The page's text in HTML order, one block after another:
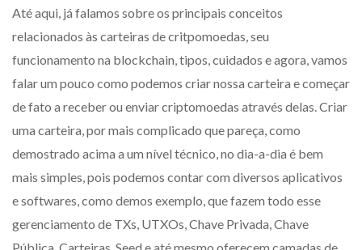
Até aqui, já falamos sobre os principais conceitos
relacionados às carteiras de critpomoedas, seu
funcionamento na blockchain, tipos, cuidados e agora, vamos
falar um pouco como podemos criar nossa carteira e começar
de fato a receber ou enviar criptomoedas através delas. Criar
uma carteira, por mais complicado que pareça, como
demostrado acima a um nível técnico, no dia-a-dia é bem
mais simples, pois podemos contar com diversos aplicativos
e softwares, como demos exemplo, que fazem todo esse
gerenciamento de TXs, UTXOs, Chave Privada, Chave